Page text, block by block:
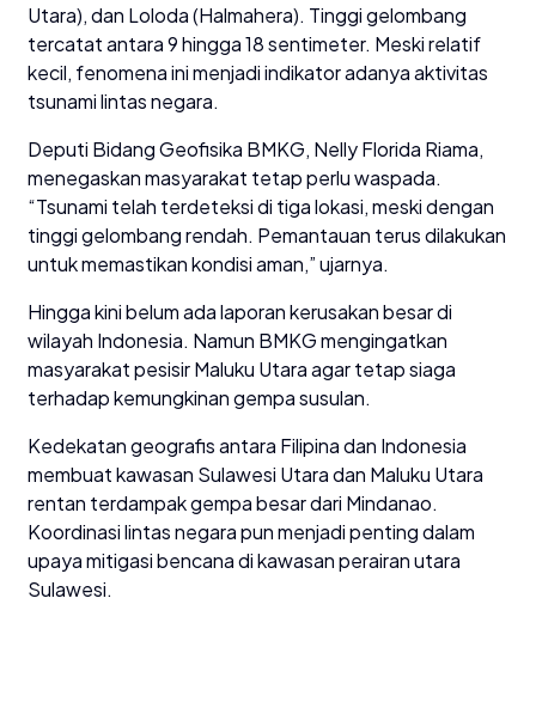
Utara), dan Loloda (Halmahera). Tinggi gelombang
tercatat antara 9 hingga 18 sentimeter. Meski relatif
kecil, fenomena ini menjadi indikator adanya aktivitas
tsunami lintas negara.
Deputi Bidang Geofisika BMKG, Nelly Florida Riama,
menegaskan masyarakat tetap perlu waspada.
“Tsunami telah terdeteksi di tiga lokasi, meski dengan
tinggi gelombang rendah. Pemantauan terus dilakukan
untuk memastikan kondisi aman,” ujarnya.
Hingga kini belum ada laporan kerusakan besar di
wilayah Indonesia. Namun BMKG mengingatkan
masyarakat pesisir Maluku Utara agar tetap siaga
terhadap kemungkinan gempa susulan.
Kedekatan geografis antara Filipina dan Indonesia
membuat kawasan Sulawesi Utara dan Maluku Utara
rentan terdampak gempa besar dari Mindanao.
Koordinasi lintas negara pun menjadi penting dalam
upaya mitigasi bencana di kawasan perairan utara
Sulawesi.